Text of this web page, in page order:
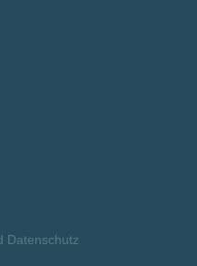
Datenschutz